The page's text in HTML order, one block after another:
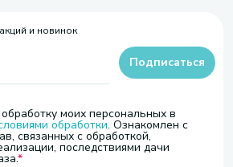
и новинок
моих персональных в
обработки. Ознакомлен с
связанных с обработкой,
последствиями дачи
Подписаться